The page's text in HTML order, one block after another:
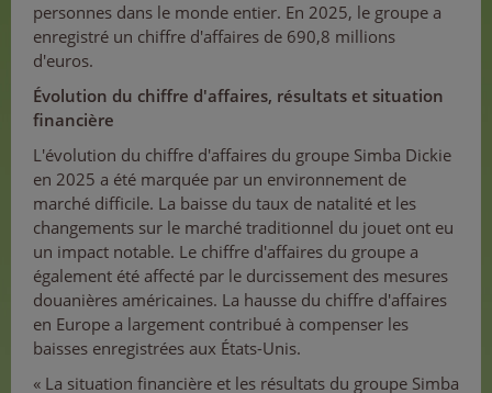
personnes dans le monde entier. En 2025, le groupe a
enregistré un chiffre d'affaires de 690,8 millions
d'euros.
Évolution du chiffre d'affaires, résultats et situation
financière
L'évolution du chiffre d'affaires du groupe Simba Dickie
en 2025 a été marquée par un environnement de
marché difficile. La baisse du taux de natalité et les
changements sur le marché traditionnel du jouet ont eu
un impact notable. Le chiffre d'affaires du groupe a
également été affecté par le durcissement des mesures
douanières américaines. La hausse du chiffre d'affaires
en Europe a largement contribué à compenser les
baisses enregistrées aux États-Unis.
« La situation financière et les résultats du groupe Simba